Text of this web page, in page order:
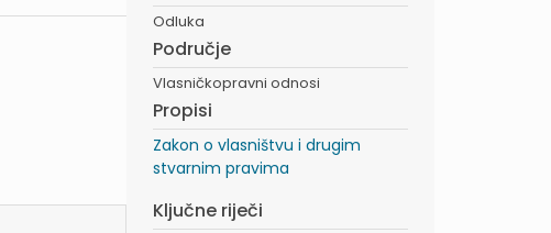
Odluka
Područje
Vlasničkopravni odnosi
Propisi
Zakon o vlasništvu i drugim
stvarnim pravima
Ključne riječi